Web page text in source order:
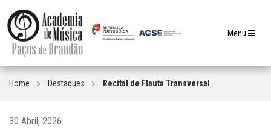
Toggle
Menu
Home Destaques Recital de Flauta Transversal
30 Abril, 2026